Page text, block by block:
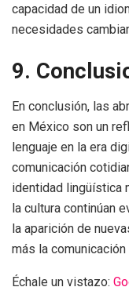
capacidad de un
necesidades
9.
En conclusión, las
en México son un
lenguaje en la era
comunicación
identidad lingüística
la cultura continúan
la aparición de
más la
Échale un vistazo: